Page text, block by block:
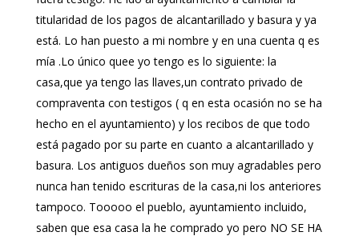
titularidad de los pagos de alcantarillado y basura y ya
está. Lo han puesto a mi nombre y en una cuenta q es
mía .Lo único quee yo tengo es lo siguiente: la
casa,que ya tengo las llaves,un contrato privado de
compraventa con testigos ( q en esta ocasión no se ha
hecho en el ayuntamiento) y los recibos de que todo
está pagado por su parte en cuanto a alcantarillado y
basura. Los antiguos dueños son muy agradables pero
nunca han tenido escrituras de la casa,ni los anteriores
tampoco. Tooooo el pueblo, ayuntamiento incluido,
saben que esa casa la he comprado yo pero NO SE HA